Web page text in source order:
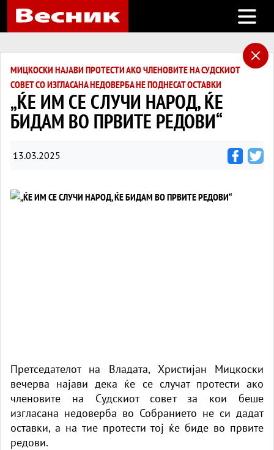
Open
МИЦКОСКИ НАЈАВИ ПРОТЕСТИ АКО ЧЛЕНОВИТЕ НА СУДСКИОТ
СОВЕТ СО ИЗГЛАСАНА НЕДОВЕРБА НЕ ПОДНЕСАТ ОСТАВКИ
„ЌЕ ИМ СЕ СЛУЧИ НАРОД, ЌЕ
БИДАМ ВО ПРВИТЕ РЕДОВИ“
13.03.2025
Претседателот на Владата, Христијан Мицкоски
вечерва најави дека ќе се случат протести ако
членовите на Судскиот совет за кои беше
изгласана недоверба во Собранието не си дадат
оставки, а на тие протести тој ќе биде во првите
редови.